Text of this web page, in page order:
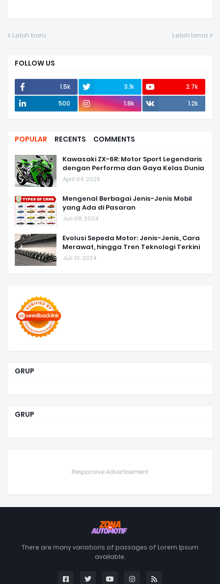
Lebih baru Lebih lama
FOLLOW US
1.5k 3.1k
2.7k
500
1.8k 1.2k
POPULAR RECENTS COMMENTS
Kawasaki ZX-6R: Motor Sport Legendaris
dengan Performa dan Gaya Kelas Dunia
April 04, 2025
Mengenal Berbagai Jenis-Jenis Mobil
yang Ada di Pasaran
Juli 08, 2024
Evolusi Sepeda Motor: Jenis-Jenis, Cara
Merawat, hingga Tren Teknologi Terkini
Juli 01, 2024
GRUP
GRUP
Responsive Advertisement
There are many variations of passages of Lorem Ipsum
available.